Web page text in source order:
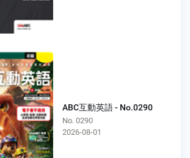
ABC互動英語 - No.0290
No. 0290
2026-08-01